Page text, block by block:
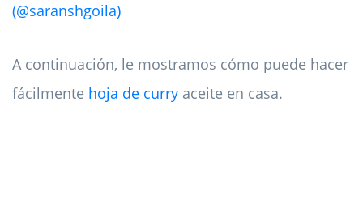
(@saranshgoila)
A continuación, le mostramos cómo puede hacer
fácilmente hoja de curry aceite en casa.